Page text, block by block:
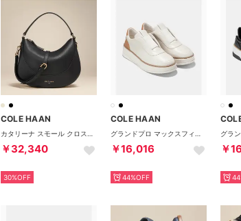
COLE HAAN
￥32,340
30%OFF
COLE HAAN
￥16,016
44%OFF
￥